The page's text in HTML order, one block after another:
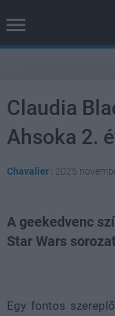
Claudia
Ahsoka 2.
Chavalier | 2025
A geekedvenc
Star Wars
Egy fontos